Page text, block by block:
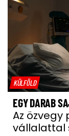
KÜLFÖLD
EGY DARAB
Az
vállalattal